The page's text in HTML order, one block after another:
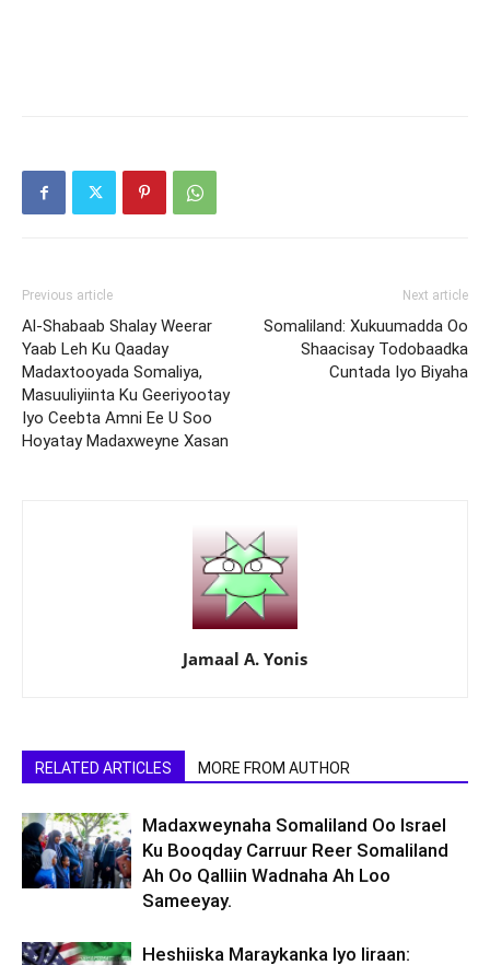
Previous article
Al-Shabaab Shalay Weerar
Yaab Leh Ku Qaaday
Madaxtooyada Somaliya,
Masuuliyiinta Ku Geeriyootay
Iyo Ceebta Amni Ee U Soo
Hoyatay Madaxweyne Xasan
Next article
Somaliland: Xukuumadda Oo
Shaacisay Todobaadka
Cuntada Iyo Biyaha
Jamaal A. Yonis
RELATED ARTICLES MORE FROM AUTHOR
Madaxweynaha Somaliland Oo Israel
Ku Booqday Carruur Reer Somaliland
Ah Oo Qalliin Wadnaha Ah Loo
Sameeyay.
Heshiiska Maraykanka Iyo Iiraan: